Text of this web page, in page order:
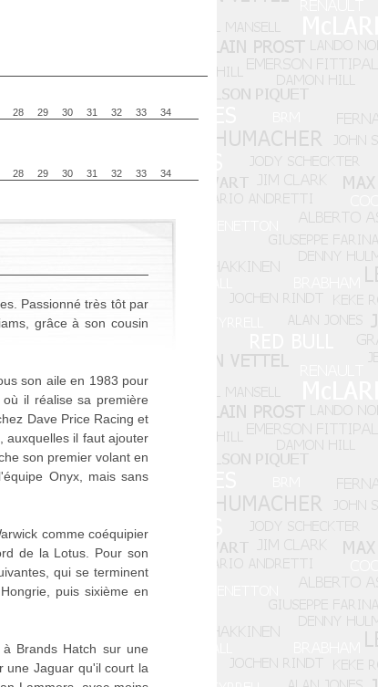
28 29 30 31 32 33 34
28 29 30 31 32 33 34
Passionné très tôt par
grâce à son cousin
son aile en 1983 pour
il réalise sa première
Dave Price Racing et
auxquelles il faut ajouter
son premier volant en
Onyx, mais sans
comme coéquipier
de la Lotus. Pour son
qui se terminent
puis sixième en
Brands Hatch sur une
une Jaguar qu'il court la